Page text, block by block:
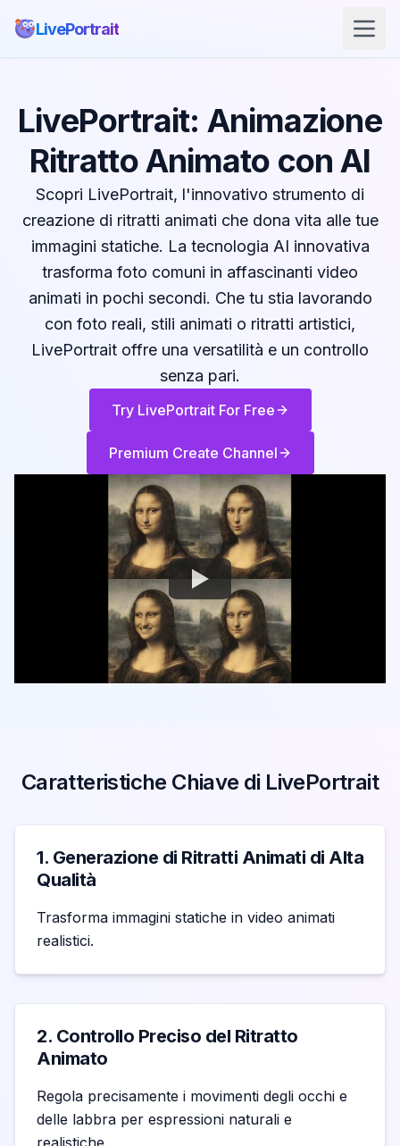
LivePortrait
LivePortrait: Animazione
Ritratto Animato con AI
Scopri LivePortrait, l'innovativo strumento di
creazione di ritratti animati che dona vita alle tue
immagini statiche. La tecnologia AI innovativa
trasforma foto comuni in affascinanti video
animati in pochi secondi. Che tu stia lavorando
con foto reali, stili animati o ritratti artistici,
LivePortrait offre una versatilità e un controllo
senza pari.
Try LivePortrait For Free
Premium Create Channel
Caratteristiche Chiave di LivePortrait
1. Generazione di Ritratti Animati di Alta
Qualità
Trasforma immagini statiche in video animati
realistici.
2. Controllo Preciso del Ritratto
Animato
Regola precisamente i movimenti degli occhi e
delle labbra per espressioni naturali e
realistiche.